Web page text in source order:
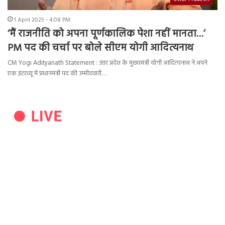
1 April 2025 - 4:08 PM
‘मैं राजनीति को अपना पूर्णकालिक पेशा नहीं मानता…’
PM पद की चर्चा पर बोले सीएम योगी आदित्यनाथ
CM Yogi Adityanath Statement : उत्तर प्रदेश के मुख्यमंत्री योगी आदित्यनाथ ने अपने
एक इंटरव्यू में प्रधानमंत्री पद की उम्मीदवारी…